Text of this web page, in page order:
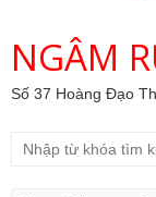
NGÂM
Số 37 Hoàng Đạo